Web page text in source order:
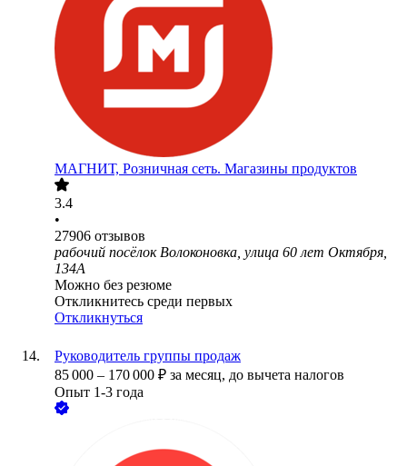
МАГНИТ, Розничная сеть. Магазины продуктов
3.4
•
27906 отзывов
рабочий посёлок Волоконовка, улица 60 лет Октября,
134А
Можно без резюме
Откликнитесь среди первых
Откликнуться
Руководитель группы продаж
85 000 – 170 000 ₽ за месяц, до вычета налогов
Опыт 1-3 года